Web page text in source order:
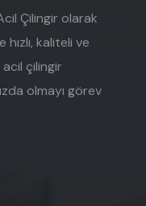
Çilingir olarak
kaliteli ve
çilingir
olmayı görev